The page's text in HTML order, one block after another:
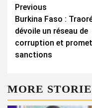
Continue
Reading
Previous
Burkina Faso :
dévoile un réseau de
corruption et
sanctions
MORE